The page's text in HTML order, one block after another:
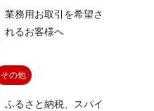
業務用お取引を希望さ
れるお客様へ
その他
ふるさと納税、スパイ